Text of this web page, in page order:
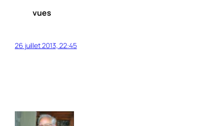
vues
26 juillet 2013, 22:45